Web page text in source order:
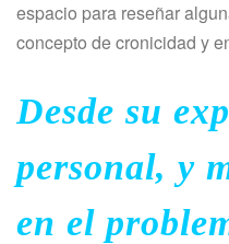
espacio para reseñar
concepto de cronicidad y
Desde su
personal, y
en el